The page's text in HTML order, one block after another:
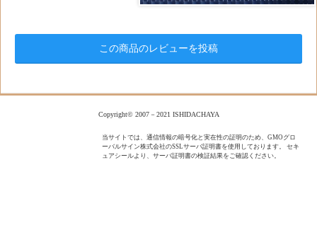
この商品のレビューを投稿
Copyright© 2007－2021 ISHIDACHAYA
当サイトでは、通信情報の暗号化と実在性の証明のため、GMOグロ
ーバルサイン株式会社のSSLサーバ証明書を使用しております。 セキ
ュアシールより、サーバ証明書の検証結果をご確認ください。